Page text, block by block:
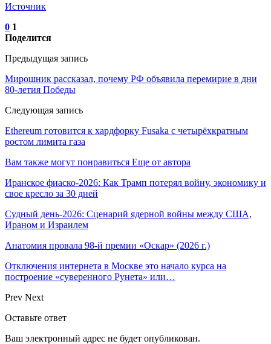
Источник
0 1
Поделится
Предыдущая запись
Мирошник рассказал, почему РФ объявила перемирие в дни
80-летия Победы
Следующая запись
Ethereum готовится к хардфорку Fusaka с четырёхкратным
ростом лимита газа
Вам также могут понравиться Еще от автора
Иранское фиаско-2026: Как Трамп потерял войну, экономику и
свое кресло за 30 дней
Судный день-2026: Сценарий ядерной войны между США,
Ираном и Израилем
Анатомия провала 98-й премии «Оскар» (2026 г.)
Отключения интернета в Москве это начало курса на
построение «суверенного Рунета» или…
Prev Next
Оставьте ответ
Ваш электронный адрес не будет опубликован.